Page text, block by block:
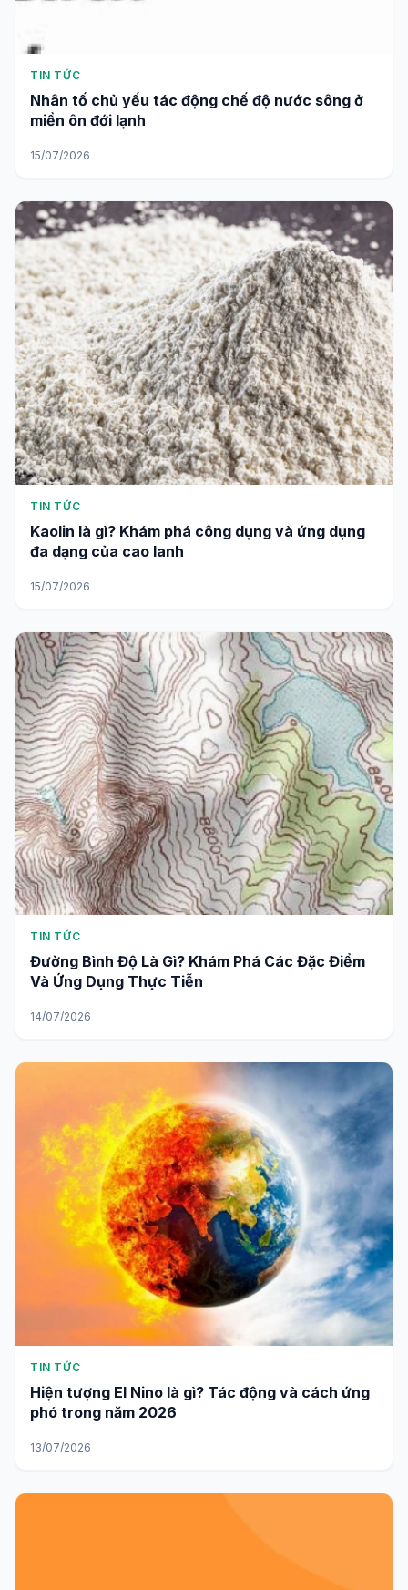
TIN TỨC
Nhân tố chủ yếu tác động chế độ nước sông ở
miền ôn đới lạnh
15/07/2026
TIN TỨC
Kaolin là gì? Khám phá công dụng và ứng dụng
đa dạng của cao lanh
15/07/2026
TIN TỨC
Đường Bình Độ Là Gì? Khám Phá Các Đặc Điểm
Và Ứng Dụng Thực Tiễn
14/07/2026
TIN TỨC
Hiện tượng El Nino là gì? Tác động và cách ứng
phó trong năm 2026
13/07/2026